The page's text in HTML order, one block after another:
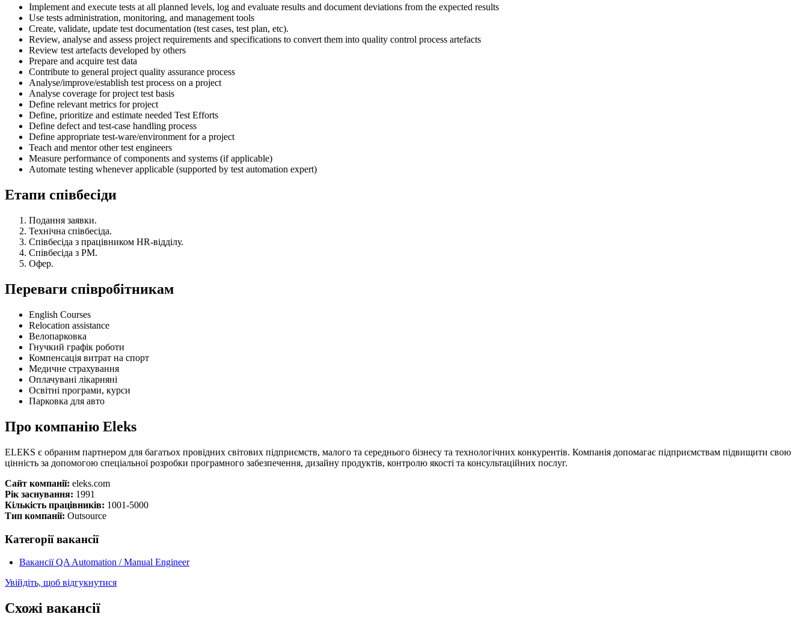
Implement and execute tests at all planned levels, log and evaluate results and document deviations from the expected results
Use tests administration, monitoring, and management tools
Create, validate, update test documentation (test cases, test plan, etc).
Review, analyse and assess project requirements and specifications to convert them into quality control process artefacts
Review test artefacts developed by others
Prepare and acquire test data
Contribute to general project quality assurance process
Analyse/improve/establish test process on a project
Analyse coverage for project test basis
Define relevant metrics for project
Define, prioritize and estimate needed Test Efforts
Define defect and test-case handling process
Define appropriate test-ware/environment for a project
Teach and mentor other test engineers
Measure performance of components and systems (if applicable)
Automate testing whenever applicable (supported by test automation expert)
Етапи співбесіди
Подання заявки.
Технічна співбесіда.
Співбесіда з працівником HR-відділу.
Співбесіда з PM.
Офер.
Переваги співробітникам
English Courses
Relocation assistance
Велопарковка
Гнучкий графік роботи
Компенсація витрат на спорт
Медичне страхування
Оплачувані лікарняні
Освітні програми, курси
Парковка для авто
Про компанію Eleks
ELEKS є обраним партнером для багатьох провідних світових підприємств, малого та середнього бізнесу та технологічних конкурентів. Компанія допомагає підприємствам підвищити свою
цінність за допомогою спеціальної розробки програмного забезпечення, дизайну продуктів, контролю якості та консультаційних послуг.
Сайт компанії: eleks.com
Рік заснування: 1991
Кількість працівників: 1001-5000
Тип компанії: Outsource
Категорії вакансії
Вакансії QA Automation / Manual Engineer
Увійдіть, щоб відгукнутися
Схожі вакансії